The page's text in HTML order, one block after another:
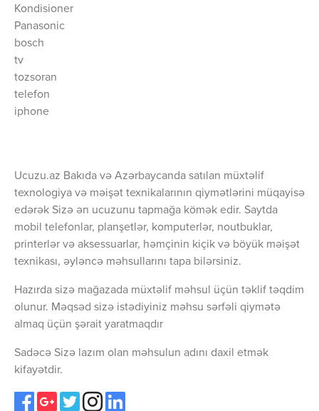
Kondisioner
Panasonic
bosch
tv
tozsoran
telefon
iphone
Ucuzu.az Bakıda və Azərbaycanda satılan müxtəlif
texnologiya və məişət texnikalarının qiymətlərini müqayisə
edərək Sizə ən ucuzunu tapmağa kömək edir. Saytda
mobil telefonlar, planşetlər, komputerlər, noutbuklar,
printerlər və aksessuarlar, həmçinin kiçik və böyük məişət
texnikası, əyləncə məhsullarını tapa bilərsiniz.
Hazırda sizə mağazada müxtəlif məhsul üçün təklif təqdim
olunur. Məqsəd sizə istədiyiniz məhsu sərfəli qiymətə
almaq üçün şərait yaratmaqdır
Sadəcə Sizə lazım olan məhsulun adını daxil etmək
kifayətdir.